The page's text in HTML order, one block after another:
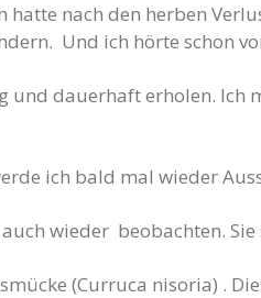
hatte nach den herben
Und ich hörte schon
und dauerhaft erholen.
ich bald mal wieder
wieder beobachten. Sie
(Curruca nisoria) .